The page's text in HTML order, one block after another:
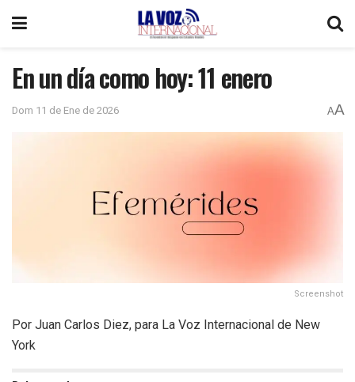
En un día como hoy: 11 enero
Dom 11 de Ene de 2026 AA
Screenshot
Por Juan Carlos Diez, para La Voz Internacional de New
York